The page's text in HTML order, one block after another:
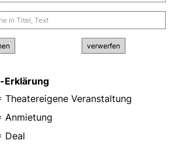
verwerfen
Erklärung
Theatereigene Veranstaltung
Anmietung
Deal